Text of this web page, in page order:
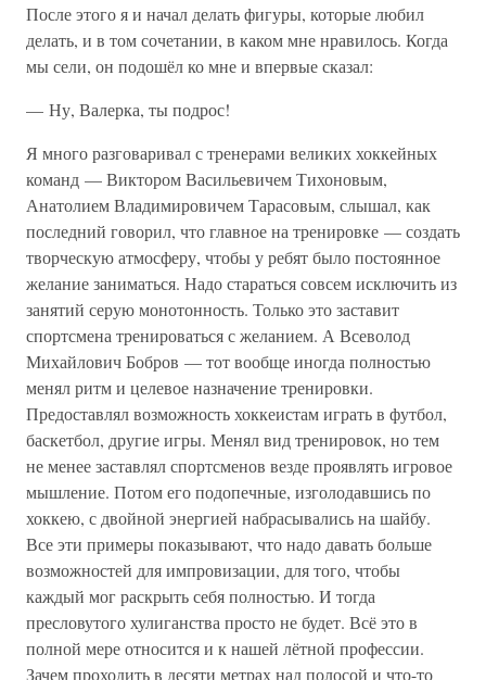
После этого я и начал делать фигуры, которые любил
делать, и в том сочетании, в каком мне нравилось. Когда
мы сели, он подошёл ко мне и впервые сказал:
— Ну, Валерка, ты подрос!
Я много разговаривал с тренерами великих хоккейных
команд — Виктором Васильевичем Тихоновым,
Анатолием Владимировичем Тарасовым, слышал, как
последний говорил, что главное на тренировке — создать
творческую атмосферу, чтобы у ребят было постоянное
желание заниматься. Надо стараться совсем исключить из
занятий серую монотонность. Только это заставит
спортсмена тренироваться с желанием. А Всеволод
Михайлович Бобров — тот вообще иногда полностью
менял ритм и целевое назначение тренировки.
Предоставлял возможность хоккеистам играть в футбол,
баскетбол, другие игры. Менял вид тренировок, но тем
не менее заставлял спортсменов везде проявлять игровое
мышление. Потом его подопечные, изголодавшись по
хоккею, с двойной энергией набрасывались на шайбу.
Все эти примеры показывают, что надо давать больше
возможностей для импровизации, для того, чтобы
каждый мог раскрыть себя полностью. И тогда
пресловутого хулиганства просто не будет. Всё это в
полной мере относится и к нашей лётной профессии.
Зачем проходить в десяти метрах над полосой и что-то